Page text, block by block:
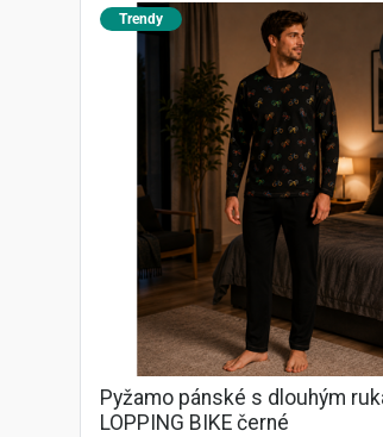
Trendy
Pyžamo pánské s dlouhým
LOPPING BIKE černé